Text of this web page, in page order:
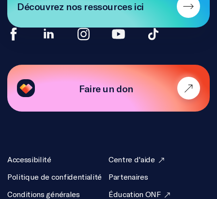
Faire un don
Accessibilité
Politique de confidentialité
Conditions générales
Centre d'aide
Partenaires
Éducation ONF
Découvrez nos ressources ici